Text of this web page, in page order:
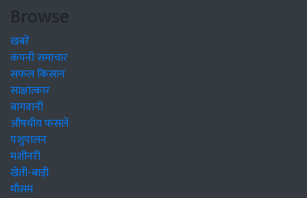
Browse
खबरें
कंपनी समाचार
सफल किसान
साक्षात्कार
बागवानी
औषधीय फसलें
पशुपालन
मशीनरी
खेती-बाड़ी
मौसम